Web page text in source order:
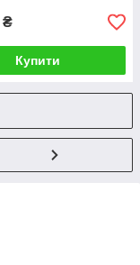
₴
Купити